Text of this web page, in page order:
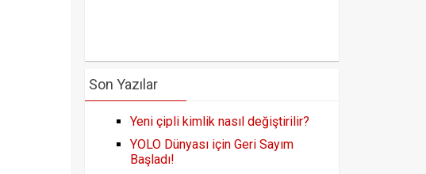
Son Yazılar
Yeni çipli kimlik nasıl değiştirilir?
YOLO Dünyası için Geri Sayım
Başladı!